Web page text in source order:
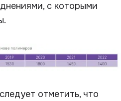
с которыми
отметить, что